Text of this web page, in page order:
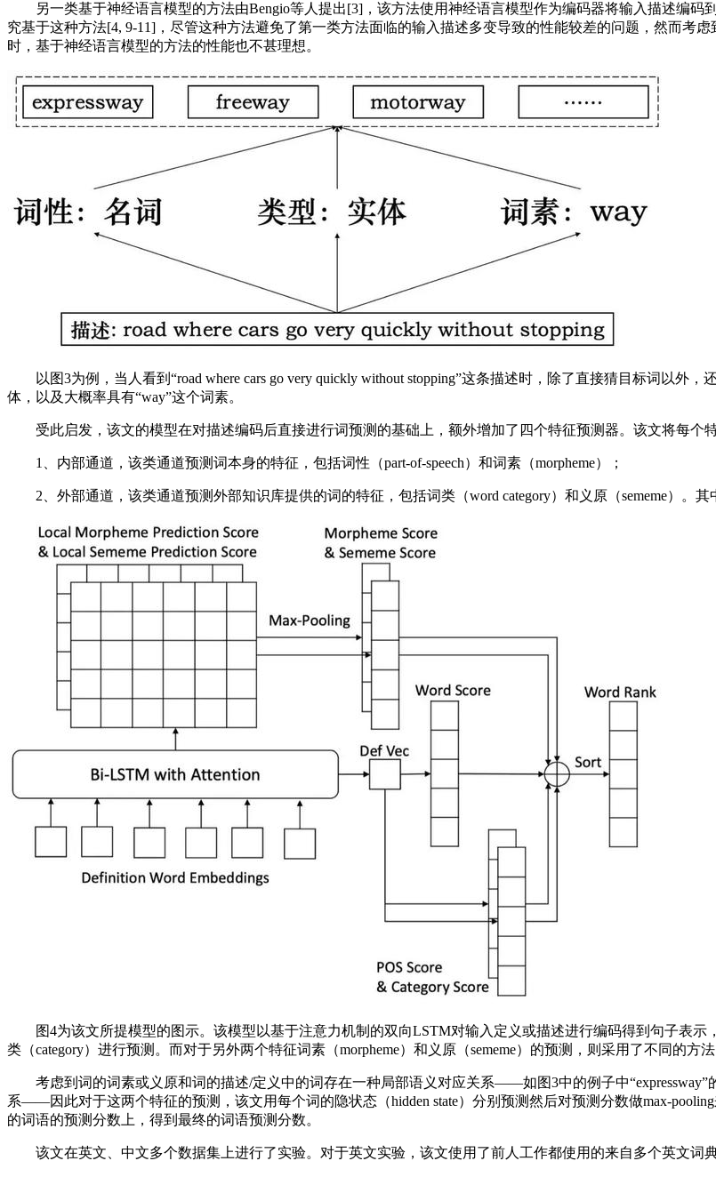
另一类基于神经语言模型的方法由Bengio等人提出[3]，该方法使用神经语言模型作为编码器将输入描述编码
究基于这种方法[4, 9-11]，尽管这种方法避免了第一类方法面临的输入描述多变导致的性能较差的问题，然而考
时，基于神经语言模型的方法的性能也不甚理想。
以图3为例，当人看到“road where cars go very quickly without stopping”这条描述时，除了直接猜目标词以外
体，以及大概率具有“way”这个词素。
受此启发，该文的模型在对描述编码后直接进行词预测的基础上，额外增加了四个特征预测器。该文将每个
1、内部通道，该类通道预测词本身的特征，包括词性（part-of-speech）和词素（morpheme）；
2、外部通道，该类通道预测外部知识库提供的词的特征，包括词类（word category）和义原（sememe）。其
图4为该文所提模型的图示。该模型以基于注意力机制的双向LSTM对输入定义或描述进行编码得到句子表示
类（category）进行预测。而对于另外两个特征词素（morpheme）和义原（sememe）的预测，则采用了不同的方法
考虑到词的词素或义原和词的描述/定义中的词存在一种局部语义对应关系——如图3中的例子中“expressway”的
系——因此对于这两个特征的预测，该文用每个词的隐状态（hidden state）分别预测然后对预测分数做max-
的词语的预测分数上，得到最终的词语预测分数。
该文在英文、中文多个数据集上进行了实验。对于英文实验，该文使用了前人工作都使用的来自多个英文词